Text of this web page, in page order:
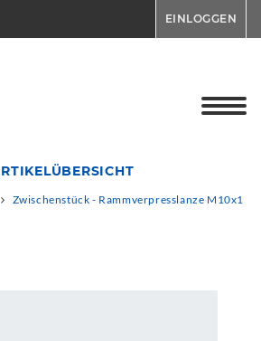
EINLOGGEN
Zwischenstück - Rammverpresslanze M10x1